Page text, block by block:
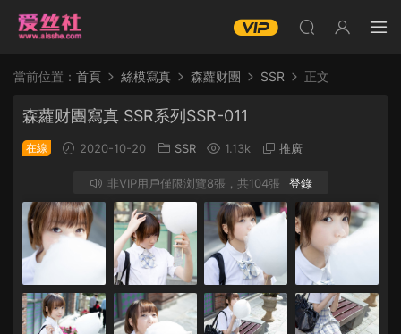
當前位置： 首頁 絲模寫真 森蘿财團 SSR 正文
森蘿财團寫真 SSR系列SSR-011
在線 2020-10-20 SSR 1.13k 推廣
非VIP用戶僅限浏覽8張，共104張 登錄